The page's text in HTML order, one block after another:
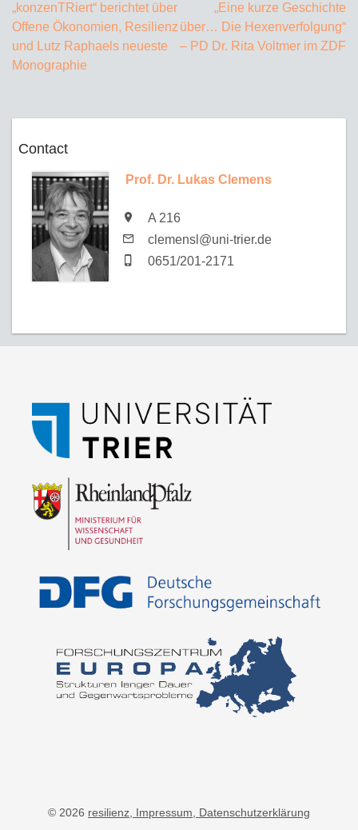
„konzenTRiert“ berichtet über
Offene Ökonomien, Resilienz
und Lutz Raphaels neueste
Monographie
„Eine kurze Geschichte
über… Die Hexenverfolgung“
– PD Dr. Rita Voltmer im ZDF
Contact
Prof. Dr. Lukas Clemens
A 216
clemensl@uni-trier.de
0651/201-2171
© 2026 resilienz , Impressum , Datenschutzerklärung